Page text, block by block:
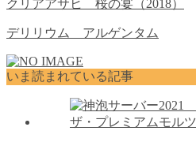
クリアアサヒ 桜の宴（2018）
デリリウム アルゲンタム
いま読まれている記事